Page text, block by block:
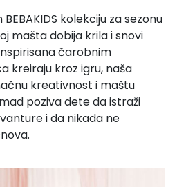
kolekciju za sezonu
mašta dobija krila i snovi
čarobnim
kreiraju kroz igru, naša
kreativnost i maštu
poziva dete da istraži
i da nikada ne